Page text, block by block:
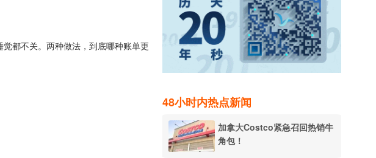
都不关。两种做法，到底哪种账单更
48小时内热点新闻
加拿大Costco紧急召回热销牛
角包！